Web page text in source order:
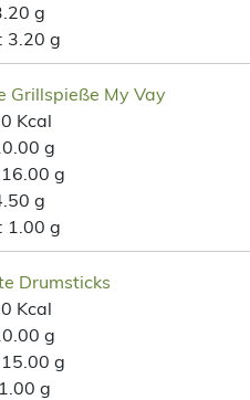
g
3.20 g
Grillspieße My Vay
Kcal
g
16.00 g
g
1.00 g
Drumsticks
Kcal
g
15.00 g
g